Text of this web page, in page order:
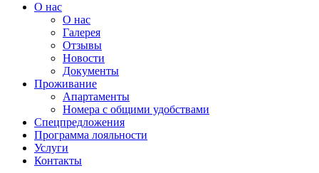
О нас
О нас
Галерея
Отзывы
Новости
Документы
Проживание
Апартаменты
Номера с общими удобствами
Спецпредложения
Программа лояльности
Услуги
Контакты